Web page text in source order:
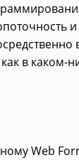
в каком-
Web